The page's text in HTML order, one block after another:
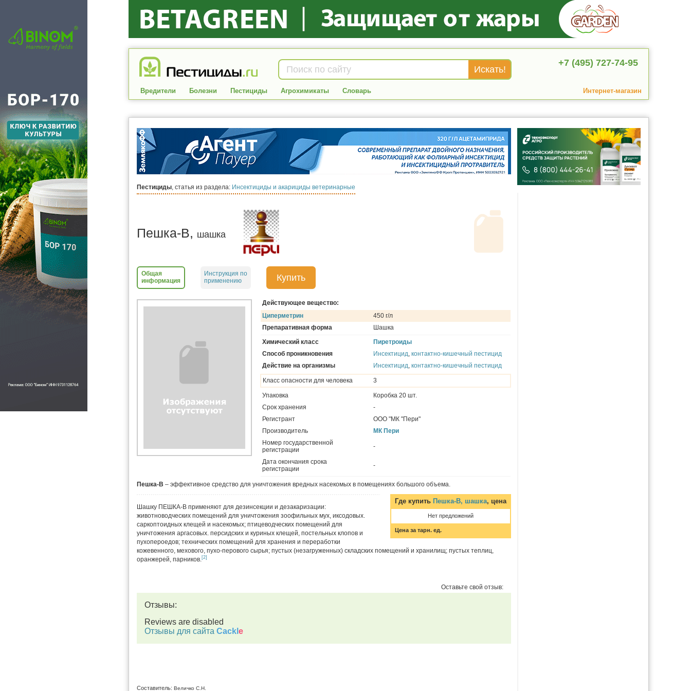
+7 (495) 727-74-95
Вредители Болезни Пестициды Агрохимикаты Словарь Интернет-магазин
Пестициды, статья из раздела: Инсектициды и акарициды ветеринарные
Пешка-В, шашка
Общая
информация
Инструкция по
применению
Купить
Действующее вещество:
Циперметрин
450 г/л
Препаративная форма
Шашка
Химический класс
Пиретроиды
Способ проникновения
Инсектицид, контактно-кишечный пестицид
Действие на организмы
Инсектицид, контактно-кишечный пестицид
Класс опасности для человека 3
Упаковка
Коробка 20 шт.
Срок хранения
-
Регистрант
ООО "МК "Пери"
Производитель
МК Пери
Номер государственной
регистрации
-
Дата окончания срока
регистрации
-
Пешка-В – эффективное средство для уничтожения вредных насекомых в помещениях большого объема.
Где купить Пешка-В, шашка, цена
Нет предложений
Цена за тарн. ед.
Шашку ПЕШКА-В применяют для дезинсекции и дезакаризации:
животноводческих помещений для уничтожения зоофильных мух, иксодовых.
саркоптоидных клещей и насекомых; птицеводческих помещений для
уничтожения аргасовых. персидских и куриных клещей, постельных клопов и
пухопероедов; технических помещений для хранения и переработки
кожевенного, мехового, пухо-перового сырья; пустых (незагруженных) складских помещений и хранилищ; пустых теплиц,
оранжерей, парников.[2]
Оставьте свой отзыв:
Отзывы:
Reviews are disabled
Отзывы для сайта Cackl e
Составитель: Величко С.Н.